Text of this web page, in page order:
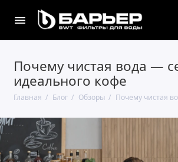
Почему чистая вода —
идеального кофе
Главная Блог Обзоры Почему чистая